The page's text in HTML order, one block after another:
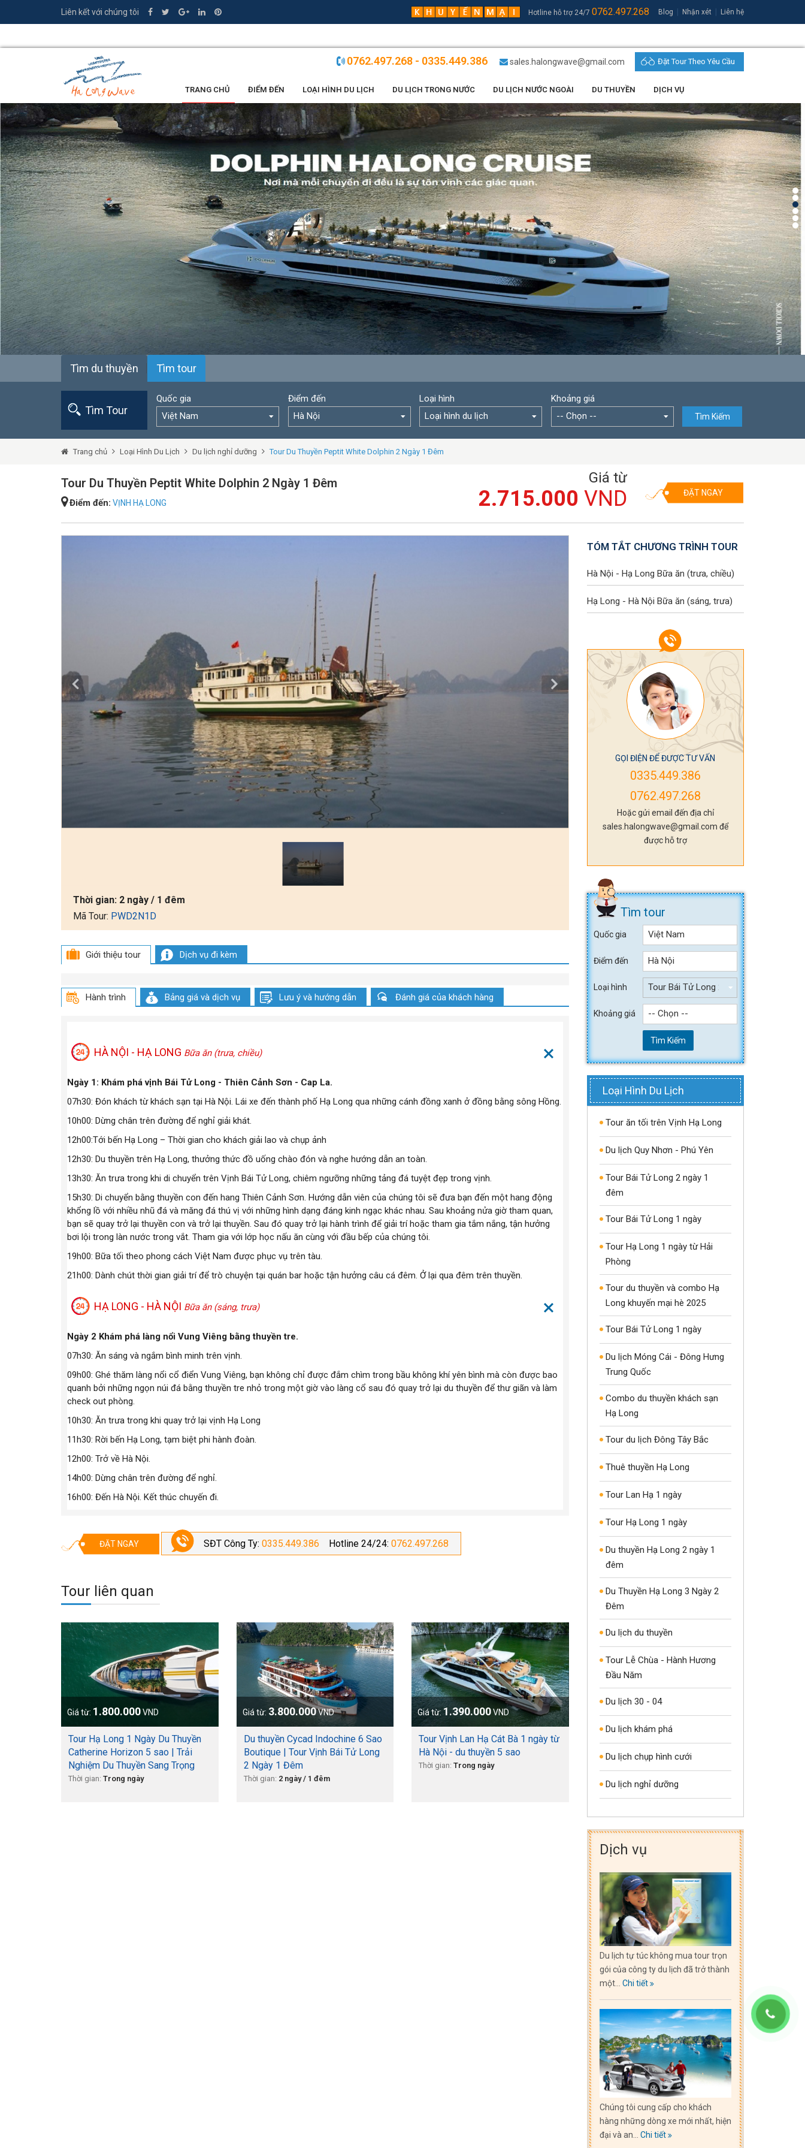
Liên kết với chúng tôi Hotline hỗ trợ 24/7 0762.497.268 Blog Nhận xét Liên hệ
0762.497.268 - 0335.449.386 sales.halongwave@gmail.com Đặt Tour Theo Yêu Cầu
TRANG CHỦ ĐIỂM ĐẾN LOẠI HÌNH DU LỊCH DU LỊCH TRONG NƯỚC DU LỊCH NƯỚC NGOÀI DU THUYỀN DỊCH VỤ
LỜI KHEN
Tìm du thuyền Tìm tour
Tìm Tour
Quốc gia
Việt Nam
Điểm đến
Hà Nội
Loại hình
Loại hình du lịch
Khoảng giá
-- Chọn --
Tìm Kiếm
Trang chủ Loại Hình Du Lịch Du lịch nghỉ dưỡng Tour Du Thuyền Peptit White Dolphin 2 Ngày 1 Đêm
Tour Du Thuyền Peptit White Dolphin 2 Ngày 1 Đêm
Điểm đến: VỊNH HẠ LONG
Giá từ
2.715.000 VND ĐẶT NGAY
Thời gian: 2 ngày / 1 đêm
Mã Tour: PWD2N1D
Giới thiệu tour Dịch vụ đi kèm
Hành trình Bảng giá và dịch vụ Lưu ý và hướng dẫn Đánh giá của khách hàng
HÀ NỘI - HẠ LONG Bữa ăn (trưa, chiều)
Ngày 1: Khám phá vịnh Bái Tử Long - Thiên Cảnh Sơn - Cap La.
07h30: Đón khách từ khách sạn tại Hà Nội. Lái xe đến thành phố Hạ Long qua những cánh đồng xanh ở đồng bằng sông Hồng.
10h00: Dừng chân trên đường để nghỉ giải khát.
12h00:Tới bến Hạ Long – Thời gian cho khách giải lao và chụp ảnh
12h30: Du thuyền trên Hạ Long, thưởng thức đồ uống chào đón và nghe hướng dẫn an toàn.
13h30: Ăn trưa trong khi di chuyển trên Vịnh Bái Tử Long, chiêm ngưỡng những tảng đá tuyệt đẹp trong vịnh.
15h30: Di chuyển bằng thuyền con đến hang Thiên Cảnh Sơn. Hướng dẫn viên của chúng tôi sẽ đưa bạn đến một hang động
khổng lồ với nhiều nhũ đá và măng đá thú vị với những hình dạng đáng kinh ngạc khác nhau. Sau khoảng nửa giờ tham quan,
bạn sẽ quay trở lại thuyền con và trở lại thuyền. Sau đó quay trở lại hành trình để giải trí hoặc tham gia tắm nắng, tận hưởng
bơi lội trong làn nước trong vắt. Tham gia với lớp học nấu ăn cùng với đầu bếp của chúng tôi.
19h00: Bữa tối theo phong cách Việt Nam được phục vụ trên tàu.
21h00: Dành chút thời gian giải trí để trò chuyện tại quán bar hoặc tận hưởng câu cá đêm. Ở lại qua đêm trên thuyền.
HẠ LONG - HÀ NỘI Bữa ăn (sáng, trưa)
Ngày 2 Khám phá làng nổi Vung Viêng bằng thuyền tre.
07h30: Ăn sáng và ngắm bình minh trên vịnh.
09h00: Ghé thăm làng nổi cổ điển Vung Viêng, bạn không chỉ được đắm chìm trong bầu không khí yên bình mà còn được bao
quanh bởi những ngọn núi đá bằng thuyền tre nhỏ trong một giờ vào làng cổ sau đó quay trở lại du thuyền để thư giãn và làm
check out phòng.
10h30: Ăn trưa trong khi quay trở lại vịnh Hạ Long
11h30: Rời bến Hạ Long, tạm biệt phi hành đoàn.
12h00: Trở về Hà Nội.
14h00: Dừng chân trên đường để nghỉ.
16h00: Đến Hà Nội. Kết thúc chuyến đi.
ĐẶT NGAY SĐT Công Ty: 0335.449.386 Hotline 24/24: 0762.497.268
Tour liên quan
Giá từ: 1.800.000VND
Tour Hạ Long 1 Ngày Du Thuyền
Catherine Horizon 5 sao | Trải
Nghiệm Du Thuyền Sang Trọng
Thời gian: Trong ngày
Giá từ: 3.800.000VND
Du thuyền Cycad Indochine 6 Sao
Boutique | Tour Vịnh Bái Tử Long
2 Ngày 1 Đêm
Thời gian: 2 ngày / 1 đêm
Giá từ: 1.390.000 VND
Tour Vịnh Lan Hạ Cát Bà 1 ngày từ
Hà Nội - du thuyền 5 sao
Thời gian:Trong ngày
Du thuyền Treasure Junk 4 sao
TÓM TẮT CHƯƠNG TRÌNH TOUR
Hà Nội - Hạ Long Bữa ăn (trưa, chiều)
Hạ Long - Hà Nội Bữa ăn (sáng, trưa)
GỌI ĐIỆN ĐỂ ĐƯỢC TƯ VẤN
0335.449.386
0762.497.268
Hoặc gửi email đến địa chỉ
sales.halongwave@gmail.com để
được hỗ trợ
Tìm tour
Quốc gia Việt Nam
Điểm đến Hà Nội
Loại hình Tour Bái Tử Long 2 ngày 1 đêm
Khoảng giá -- Chọn --
Tìm Kiếm
Loại Hình Du Lịch
Tour ăn tối trên Vịnh Hạ Long
Du lịch Quy Nhơn - Phú Yên
Tour Bái Tử Long 2 ngày 1
đêm
Tour Bái Tử Long 1 ngày
Tour Hạ Long 1 ngày từ Hải
Phòng
Tour du thuyền và combo Hạ
Long khuyến mại hè 2025
Tour Bái Tử Long 1 ngày
Du lịch Móng Cái - Đông Hưng
Trung Quốc
Combo du thuyền khách sạn
Hạ Long
Tour du lịch Đông Tây Bắc
Thuê thuyền Hạ Long
Tour Lan Hạ 1 ngày
Tour Hạ Long 1 ngày
Du thuyền Hạ Long 2 ngày 1
đêm
Du Thuyền Hạ Long 3 Ngày 2
Đêm
Du lịch du thuyền
Tour Lễ Chùa - Hành Hương
Đầu Năm
Du lịch 30 - 04
Du lịch khám phá
Du lịch chụp hình cưới
Du lịch nghỉ dưỡng
Dịch vụ
Du lịch tự túc không mua tour trọn
gói của công ty du lịch đã trở thành
một... Chi tiết
Chúng tôi cung cấp cho khách
hàng những dòng xe mới nhất, hiện
đại và an... Chi tiết